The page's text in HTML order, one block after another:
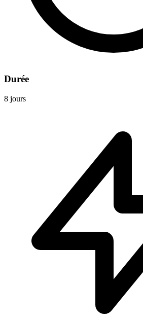
Durée
8 jours